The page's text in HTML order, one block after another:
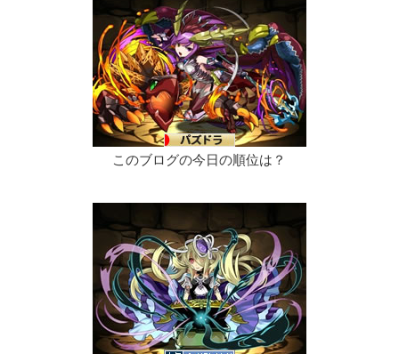
このブログの今日の順位は？